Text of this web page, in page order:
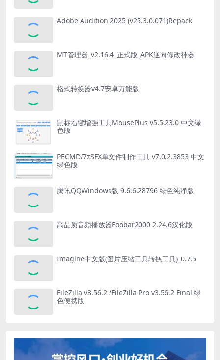
Adobe Audition 2025 (v25.3.0.071)Repack
MT管理器_v2.16.4_正式版_APK逆向修改神器
格式转换器v4.7安卓万能版
鼠标右键增强工具MousePlus v5.5.23.0 中文绿
色版
PECMD/7zSFX单文件制作工具 v7.0.2.3853 中文
绿色版
腾讯QQWindows版 9.6.6.28796 绿色纯净版
高品质音频播放器Foobar2000 2.24.6汉化版
Imagine中文版(图片压缩工具转换工具)_0.7.5
FileZilla v3.56.2 /FileZilla Pro v3.56.2 Final 绿
色便携版